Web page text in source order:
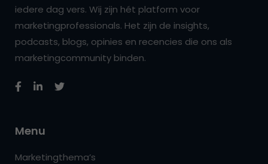
iedere dag vers. Wij zijn hét platform voor
marketingprofessionals. Het zijn de insights,
podcasts, blogs, opinies en recencies die ons als
marketingcommunity binden.
Menu
Marketingthema’s